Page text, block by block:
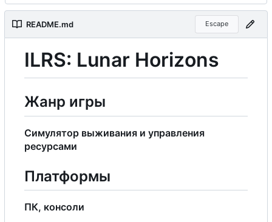
README.md Escape
ILRS: Lunar Horizons
Жанр игры
Симулятор выживания и управления
ресурсами
Платформы
ПК, консоли